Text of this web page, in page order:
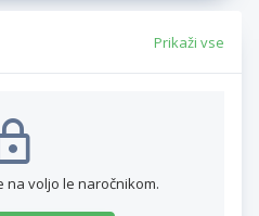
Prikaži vse
na voljo le naročnikom.